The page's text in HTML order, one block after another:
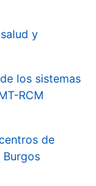
y
los sistemas
RCM
de